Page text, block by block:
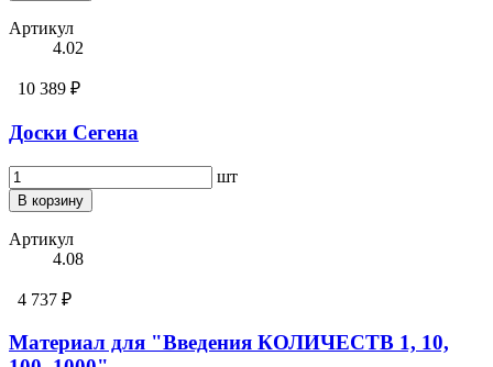
Артикул
4.02
10 389 ₽
Доски Сегена
шт
В корзину
Артикул
4.08
4 737 ₽
Материал для "Введения КОЛИЧЕСТВ 1, 10,